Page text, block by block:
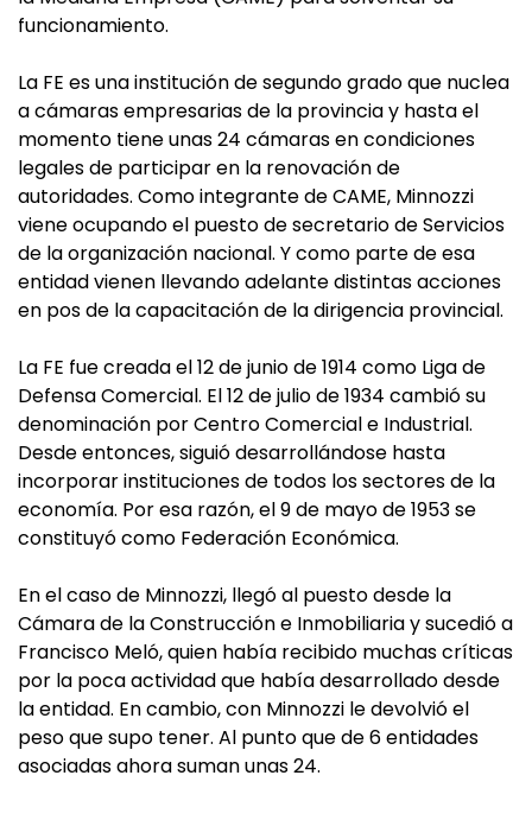
funcionamiento.
La FE es una institución de segundo grado que nuclea
a cámaras empresarias de la provincia y hasta el
momento tiene unas 24 cámaras en condiciones
legales de participar en la renovación de
autoridades. Como integrante de CAME, Minnozzi
viene ocupando el puesto de secretario de Servicios
de la organización nacional. Y como parte de esa
entidad vienen llevando adelante distintas acciones
en pos de la capacitación de la dirigencia provincial.
La FE fue creada el 12 de junio de 1914 como Liga de
Defensa Comercial. El 12 de julio de 1934 cambió su
denominación por Centro Comercial e Industrial.
Desde entonces, siguió desarrollándose hasta
incorporar instituciones de todos los sectores de la
economía. Por esa razón, el 9 de mayo de 1953 se
constituyó como Federación Económica.
En el caso de Minnozzi, llegó al puesto desde la
Cámara de la Construcción e Inmobiliaria y sucedió a
Francisco Meló, quien había recibido muchas críticas
por la poca actividad que había desarrollado desde
la entidad. En cambio, con Minnozzi le devolvió el
peso que supo tener. Al punto que de 6 entidades
asociadas ahora suman unas 24.